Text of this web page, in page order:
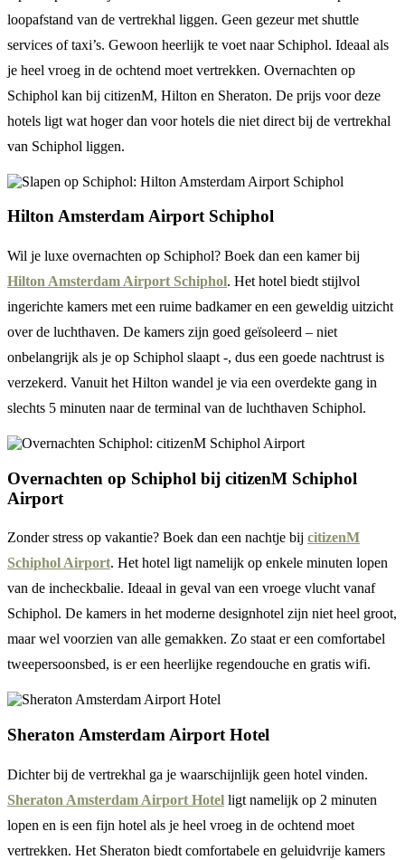
loopafstand van de vertrekhal liggen. Geen gezeur met shuttle
services of taxi’s. Gewoon heerlijk te voet naar Schiphol. Ideaal als
je heel vroeg in de ochtend moet vertrekken. Overnachten op
Schiphol kan bij citizenM, Hilton en Sheraton. De prijs voor deze
hotels ligt wat hoger dan voor hotels die niet direct bij de vertrekhal
van Schiphol liggen.
Hilton Amsterdam Airport Schiphol
Wil je luxe overnachten op Schiphol? Boek dan een kamer bij
Hilton Amsterdam Airport Schiphol. Het hotel biedt stijlvol
ingerichte kamers met een ruime badkamer en een geweldig uitzicht
over de luchthaven. De kamers zijn goed geïsoleerd – niet
onbelangrijk als je op Schiphol slaapt -, dus een goede nachtrust is
verzekerd. Vanuit het Hilton wandel je via een overdekte gang in
slechts 5 minuten naar de terminal van de luchthaven Schiphol.
Overnachten op Schiphol bij citizenM Schiphol
Airport
Zonder stress op vakantie? Boek dan een nachtje bij citizenM
Schiphol Airport. Het hotel ligt namelijk op enkele minuten lopen
van de incheckbalie. Ideaal in geval van een vroege vlucht vanaf
Schiphol. De kamers in het moderne designhotel zijn niet heel groot,
maar wel voorzien van alle gemakken. Zo staat er een comfortabel
tweepersoonsbed, is er een heerlijke regendouche en gratis wifi.
Sheraton Amsterdam Airport Hotel
Dichter bij de vertrekhal ga je waarschijnlijk geen hotel vinden.
Sheraton Amsterdam Airport Hotel ligt namelijk op 2 minuten
lopen en is een fijn hotel als je heel vroeg in de ochtend moet
vertrekken. Het Sheraton biedt comfortabele en geluidvrije kamers